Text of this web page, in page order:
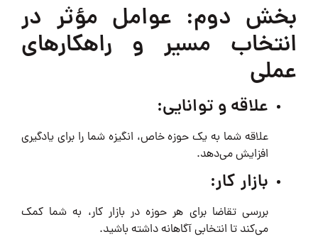
بخش دوم: عوامل مؤثر در
انتخاب مسیر و راهکارهای
عملی
علاقه و توانایی:
علاقه شما به یک حوزه خاص، انگیزه شما را برای یادگیری
افزایش می‌دهد.
بازار کار:
بررسی تقاضا برای هر حوزه در بازار کار، به شما کمک
می‌کند تا انتخابی آگاهانه داشته باشید.